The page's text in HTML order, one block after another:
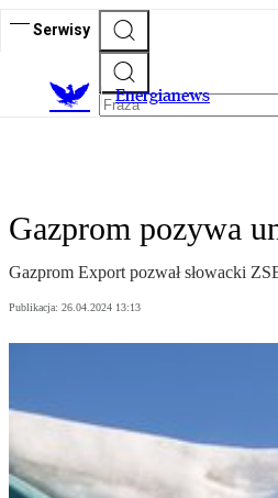
Serwisy
Energianews
Gazprom pozywa
Gazprom Export pozwał słowacki
Publikacja: 26.04.2024 13:13